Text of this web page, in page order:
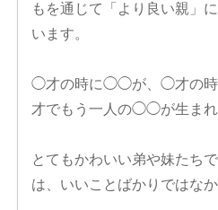
もを通じて「より良い親」
います。
◯才の時に◯◯が、◯才の
才でもう一人の◯◯が生まれ
とてもかわいい弟や妹たち
は、いいことばかりではな